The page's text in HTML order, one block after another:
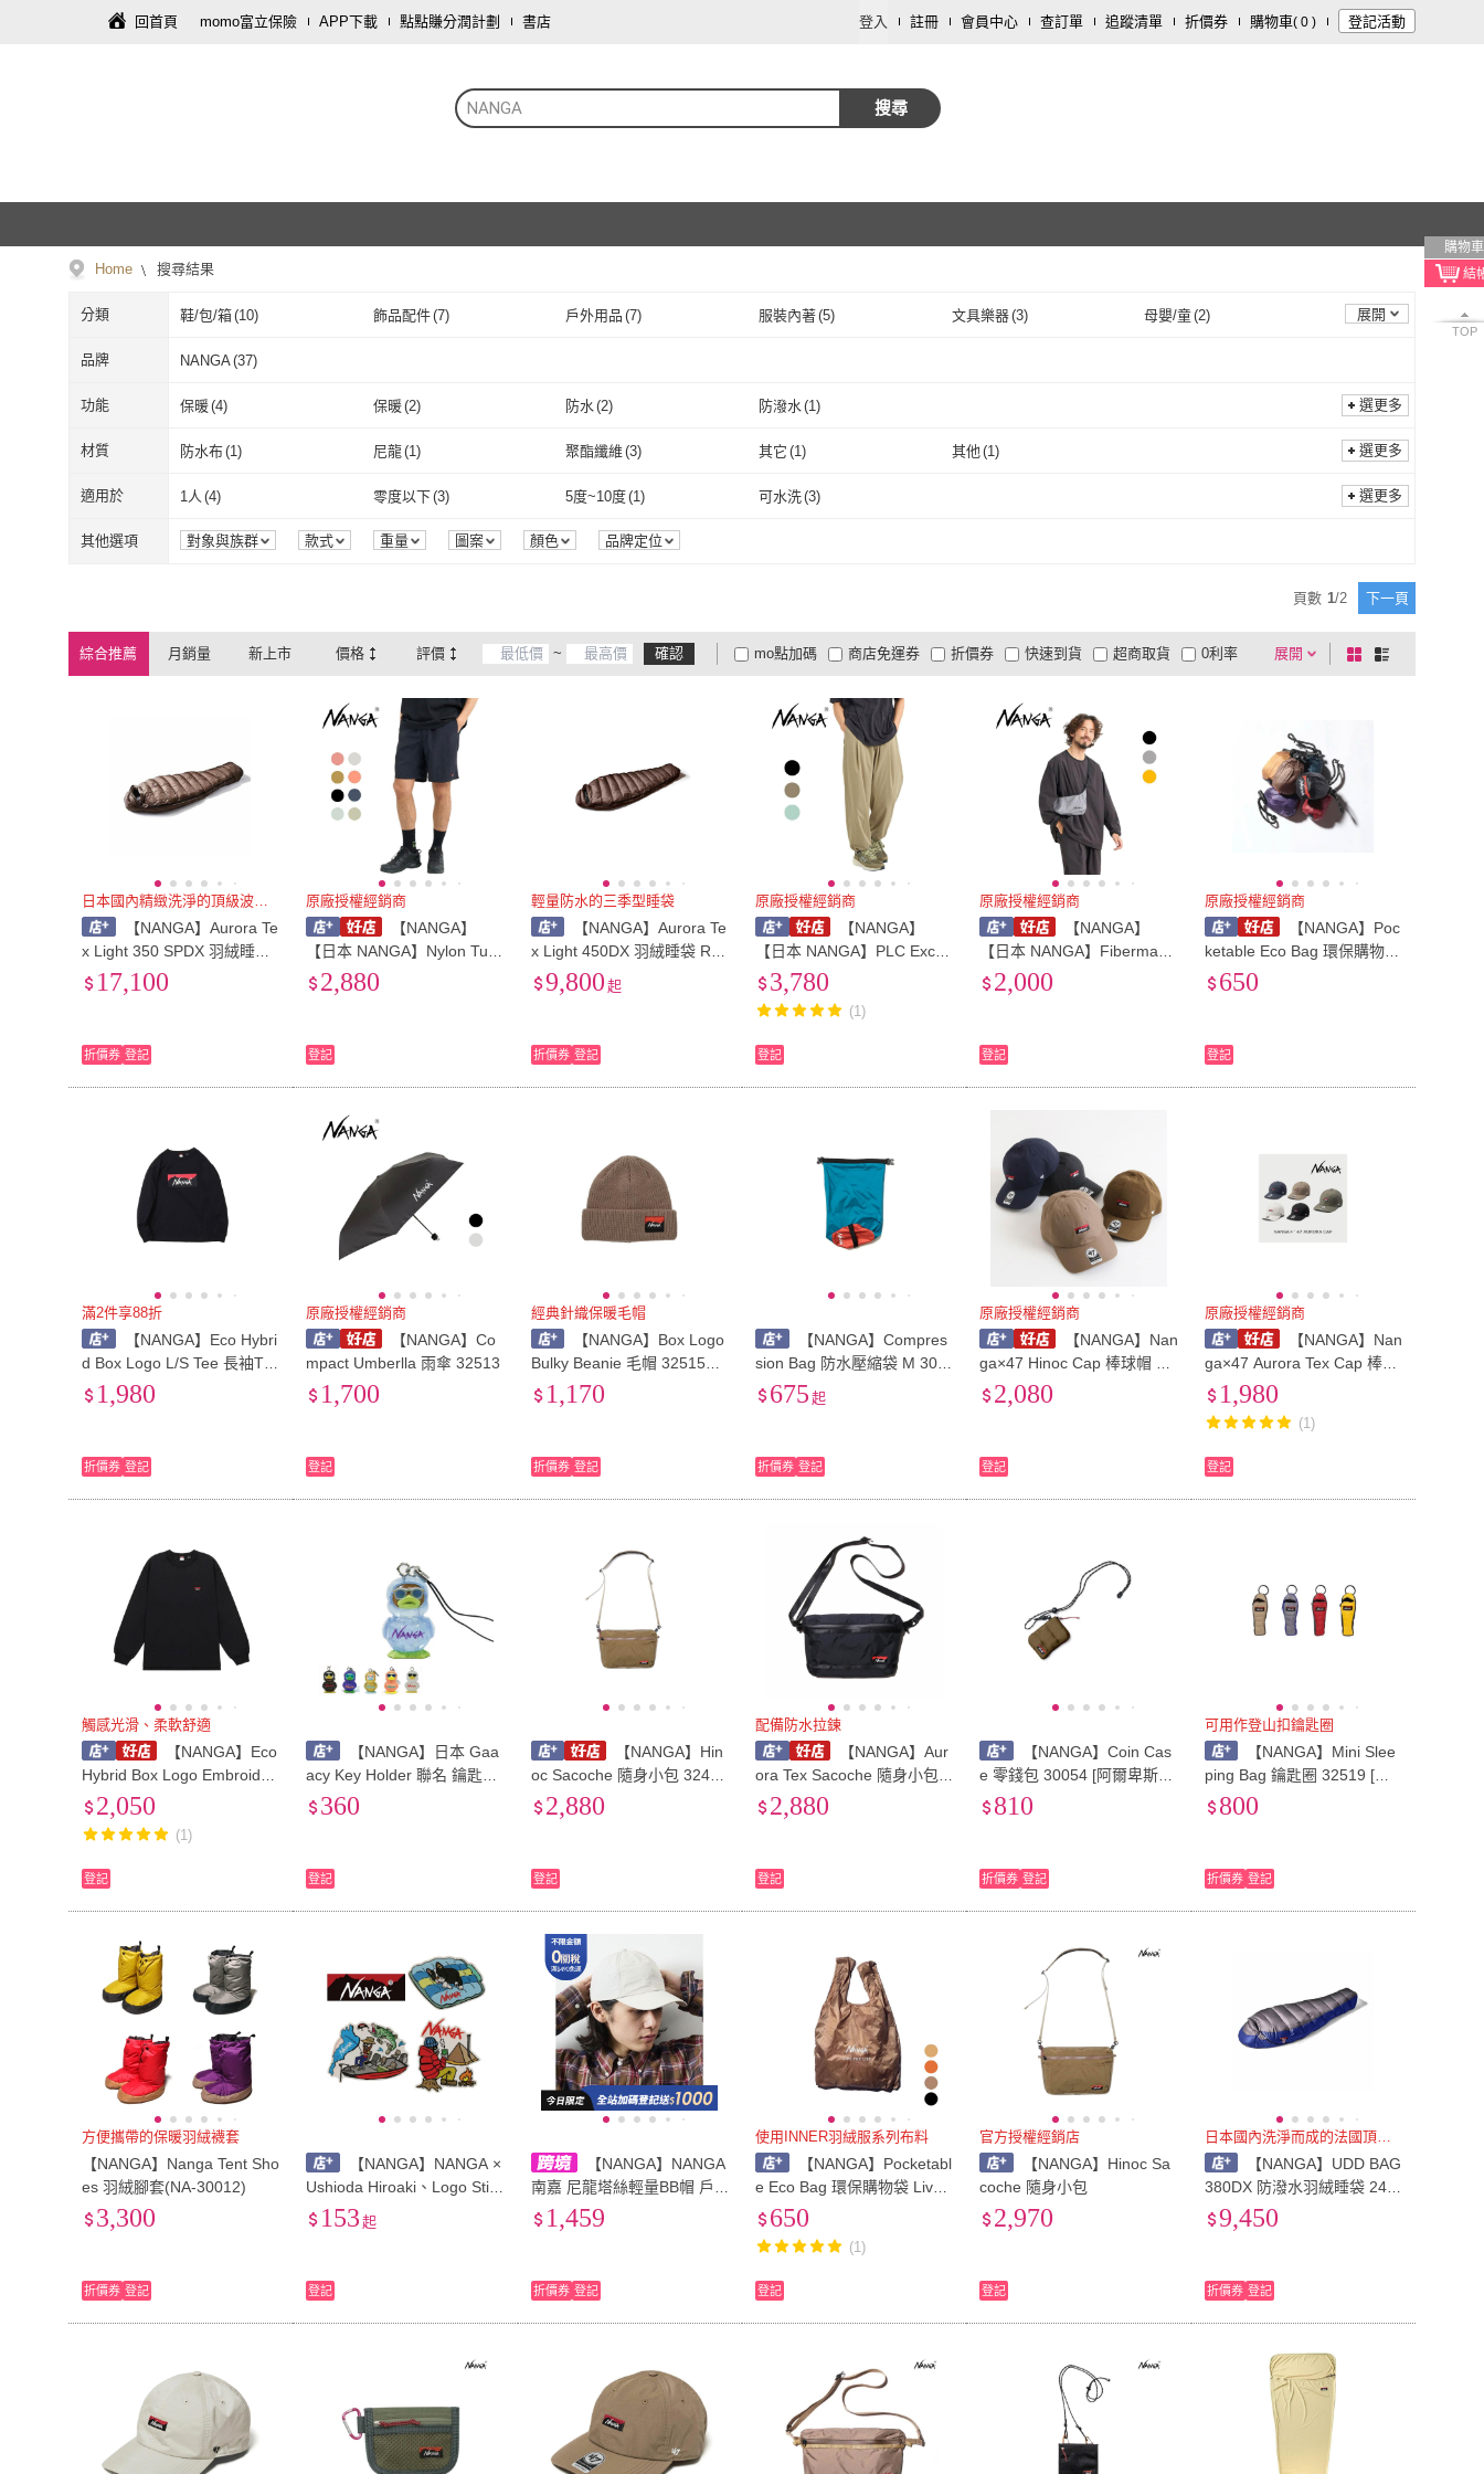
回首頁 momo富立保險 APP下載 點點賺分潤計劃 書店 登入 註冊 會員中心 查訂單 追蹤清單 折價券 購物車( 0 ) 登記活動
NANGA 搜尋
購物車
TOP
Home 搜尋結果
分類 鞋/包/箱(10) 飾品配件(7) 戶外用品 (7) 服裝內著(5) 文具樂器(3) 母嬰/童(2)
餐廚用品(2)
展開
品牌 NANGA (37)
NANGA
功能 保暖(4) 保暖(2) 防水 (2) 防潑水 (1)
保暖(4 保暖 防水(
選更多
材質 防水布(1) 尼龍(1) 聚酯纖維(3) 其它 (1) 其他 (1)
防水布 尼龍 (1) 聚酯纖維 其它
選更多
適用於 1人 (4) 零度以下(3) 5度~10度(1) 可水洗(3)
1人(4) 零度以下(3) 5度~10度(
選更多
其他選項 對象與族群 款式 重量 圖案 顏色 品牌定位
頁數 1/2 下一頁
綜合推薦 月銷量 新上市 價格 評價 ~ 確認 展開
折價券
有影片
商品有量 電視購物
mo點加碼 快速到貨 超商取貨
大家電安心配
大家電快配
定期配/分次配
商店免運券 0利率
及以上 3 及以上 及以上 1 及以上
棋
盤
列
日本國內精緻洗淨的頂級波瀾鵝絨
【NANGA】Aurora Te
x Light 350 SPDX 羽絨睡袋
Regular 223235 [阿爾卑斯
17,100
折價券 登記
原廠授權經銷商
【NANGA】
【日本 NANGA】Nylon Tuss
er Easy Shorts 短褲 12634
2,880
登記
輕量防水的三季型睡袋
【NANGA】Aurora Te
x Light 450DX 羽絨睡袋 Reg
ular 223145 [阿爾卑斯戶外]
9,800 起
折價券 登記
原廠授權經銷商
【NANGA】
【日本 NANGA】PLC Excur
sion Pants 長褲 12519
3,780
(1)
登記
原廠授權經銷商
【NANGA】
【日本 NANGA】Fibermax
Tul Compact sacoche 隨身
小包 32607
2,000
登記
原廠授權經銷商
【NANGA】Poc
ketable Eco Bag 環保購物袋
32424 - Live The Life
650
登記
滿2件享88折
【NANGA】Eco Hybri
d Box Logo L/S Tee 長袖T恤
12447 [阿爾卑斯戶外]
1,980
折價券 登記
原廠授權經銷商
【NANGA】Co
mpact Umberlla 雨傘 32513
1,700
登記
經典針織保暖毛帽
【NANGA】Box Logo
Bulky Beanie 毛帽 32515
[阿爾卑斯戶外]
1,170
折價券 登記
【NANGA】Compres
sion Bag 防水壓縮袋 M 300
21/30020 [阿爾卑斯戶外]
675 起
折價券 登記
原廠授權經銷商
【NANGA】Nan
ga×47 Hinoc Cap 棒球帽 32
4102,080
登記
原廠授權經銷商
【NANGA】Nan
ga×47 Aurora Tex Cap 棒球
帽 32409
1,980
(1)
登記
觸感光滑、柔軟舒適
【NANGA】Eco
Hybrid Box Logo Embroider
y L/S 長袖T恤 12470 中性
2,050
(1)
登記
【NANGA】日本 Gaa
acy Key Holder 聯名 鑰匙圈
吊飾 小鴨 鴨子 32441 綠野
360
登記
【NANGA】Hin
oc Sacoche 隨身小包 32420
難燃材質 防火花
2,880
登記
配備防水拉鍊
【NANGA】Aur
ora Tex Sacoche 隨身小包 3
24192,880
登記
【NANGA】Coin Cas
e 零錢包 30054 [阿爾卑斯戶
外]810
折價券 登記
可用作登山扣鑰匙圈
【NANGA】Mini Slee
ping Bag 鑰匙圈 32519 [阿
爾卑斯戶外]
800
折價券 登記
方便攜帶的保暖羽絨襪套
【NANGA】Nanga Tent Sho
es 羽絨腳套(NA-30012)
3,300
折價券 登記
【NANGA】NANGA ×
Ushioda Hiroaki、Logo Stic
ker 貼紙 車貼 30030 32406
153 起
登記
【NANGA】NANGA
南嘉 尼龍塔絲輕量BB帽 戶
外機能防潑水老帽
1,459
折價券 登記
使用INNER羽絨服系列布料
【NANGA】Pocketabl
e Eco Bag 環保購物袋 Live
The Life 32424 綠野山房
650
(1)
登記
官方授權經銷店
【NANGA】Hinoc Sa
coche 隨身小包
2,970
登記
日本國內洗淨而成的法國頂級白鴨
【NANGA】UDD BAG
380DX 防潑水羽絨睡袋 243
38 [阿爾卑斯戶外]
9,450
折價券 登記